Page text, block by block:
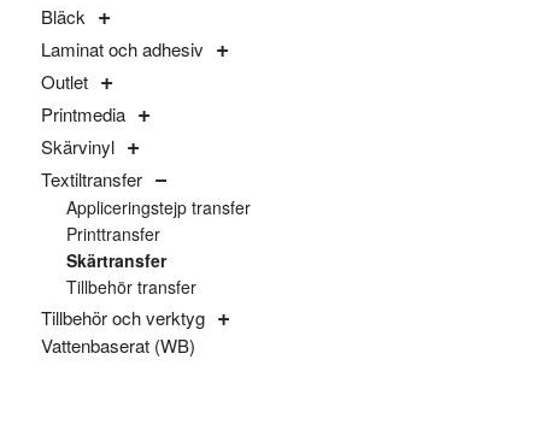
Bläck
Laminat och adhesiv
Outlet
Printmedia
Skärvinyl
Textiltransfer
Appliceringstejp transfer
Printtransfer
Skärtransfer
Tillbehör transfer
Tillbehör och verktyg
Vattenbaserat (WB)